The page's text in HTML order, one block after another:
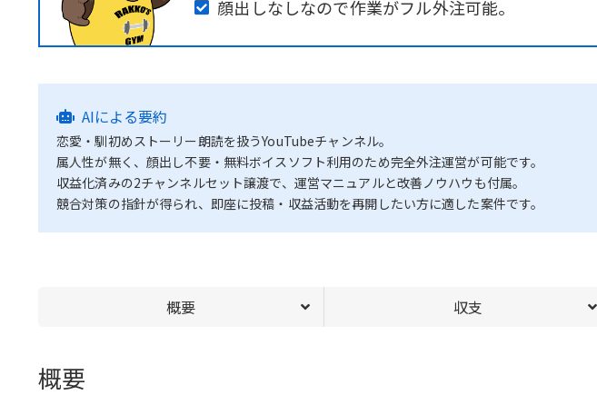
顔出しなしなので作業がフル外注可能。
AIによる要約
恋愛・馴初めストーリー朗読を扱うYouTubeチャンネル。
属人性が無く、顔出し不要・無料ボイスソフト利用のため完全外注運営が可能です。
収益化済みの2チャンネルセット譲渡で、運営マニュアルと改善ノウハウも付属。
競合対策の指針が得られ、即座に投稿・収益活動を再開したい方に適した案件です。
概要 収支
概要